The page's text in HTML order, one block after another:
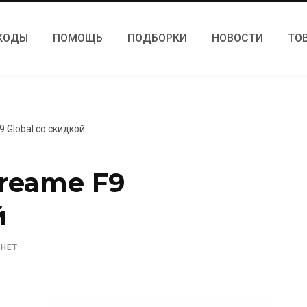
ПОМОЩЬ ПОДБОРКИ НОВОСТИ
Global со скидкой
F9